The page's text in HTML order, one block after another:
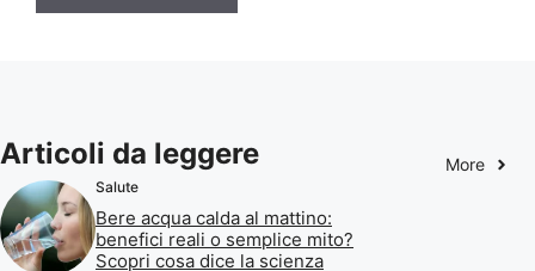
Articoli da leggere More
Salute
Bere acqua calda al mattino:
benefici reali o semplice mito?
Scopri cosa dice la scienza